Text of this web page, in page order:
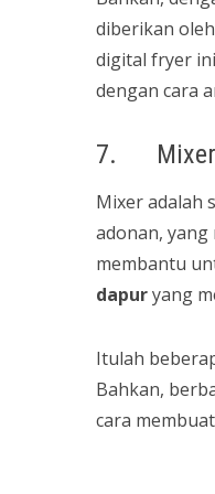
diberikan
digital fryer
dengan cara
7. Mixer
Mixer adalah
adonan,
membantu
dapuryang
Itulah
Bahkan,
cara